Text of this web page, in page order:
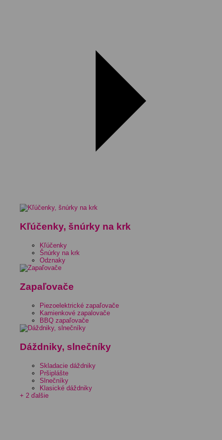
Kľúčenky, šnúrky na krk
Kľúčenky
Šnúrky na krk
Odznaky
Zapaľovače
Piezoelektrické zapaľovače
Kamienkové zapalovače
BBQ zapaľovače
Dáždniky, slnečníky
Skladacie dáždniky
Pršiplášte
Slnečníky
Klasické dáždniky
+ 2 ďalšie